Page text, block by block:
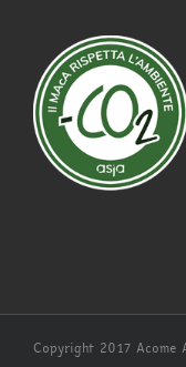
Copyright 2017 Acome